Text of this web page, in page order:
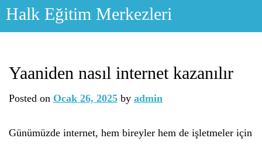
Skip
Halk Eğitim Merkezleri
Yaaniden nasıl internet kazanılır
Posted on Ocak 26, 2025 by admin
Günümüzde internet, hem bireyler hem de işletmeler için